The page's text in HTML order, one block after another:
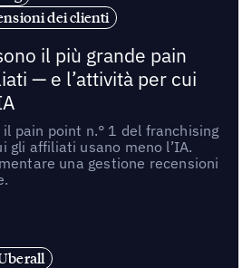
dei clienti
il più grande pain
— e l’attività per cui
pain point n.° 1 del franchising
gli affiliati usano meno l’IA.
una gestione recensioni